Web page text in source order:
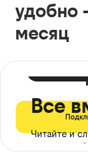
удобно
месяц
Все
Читайте и